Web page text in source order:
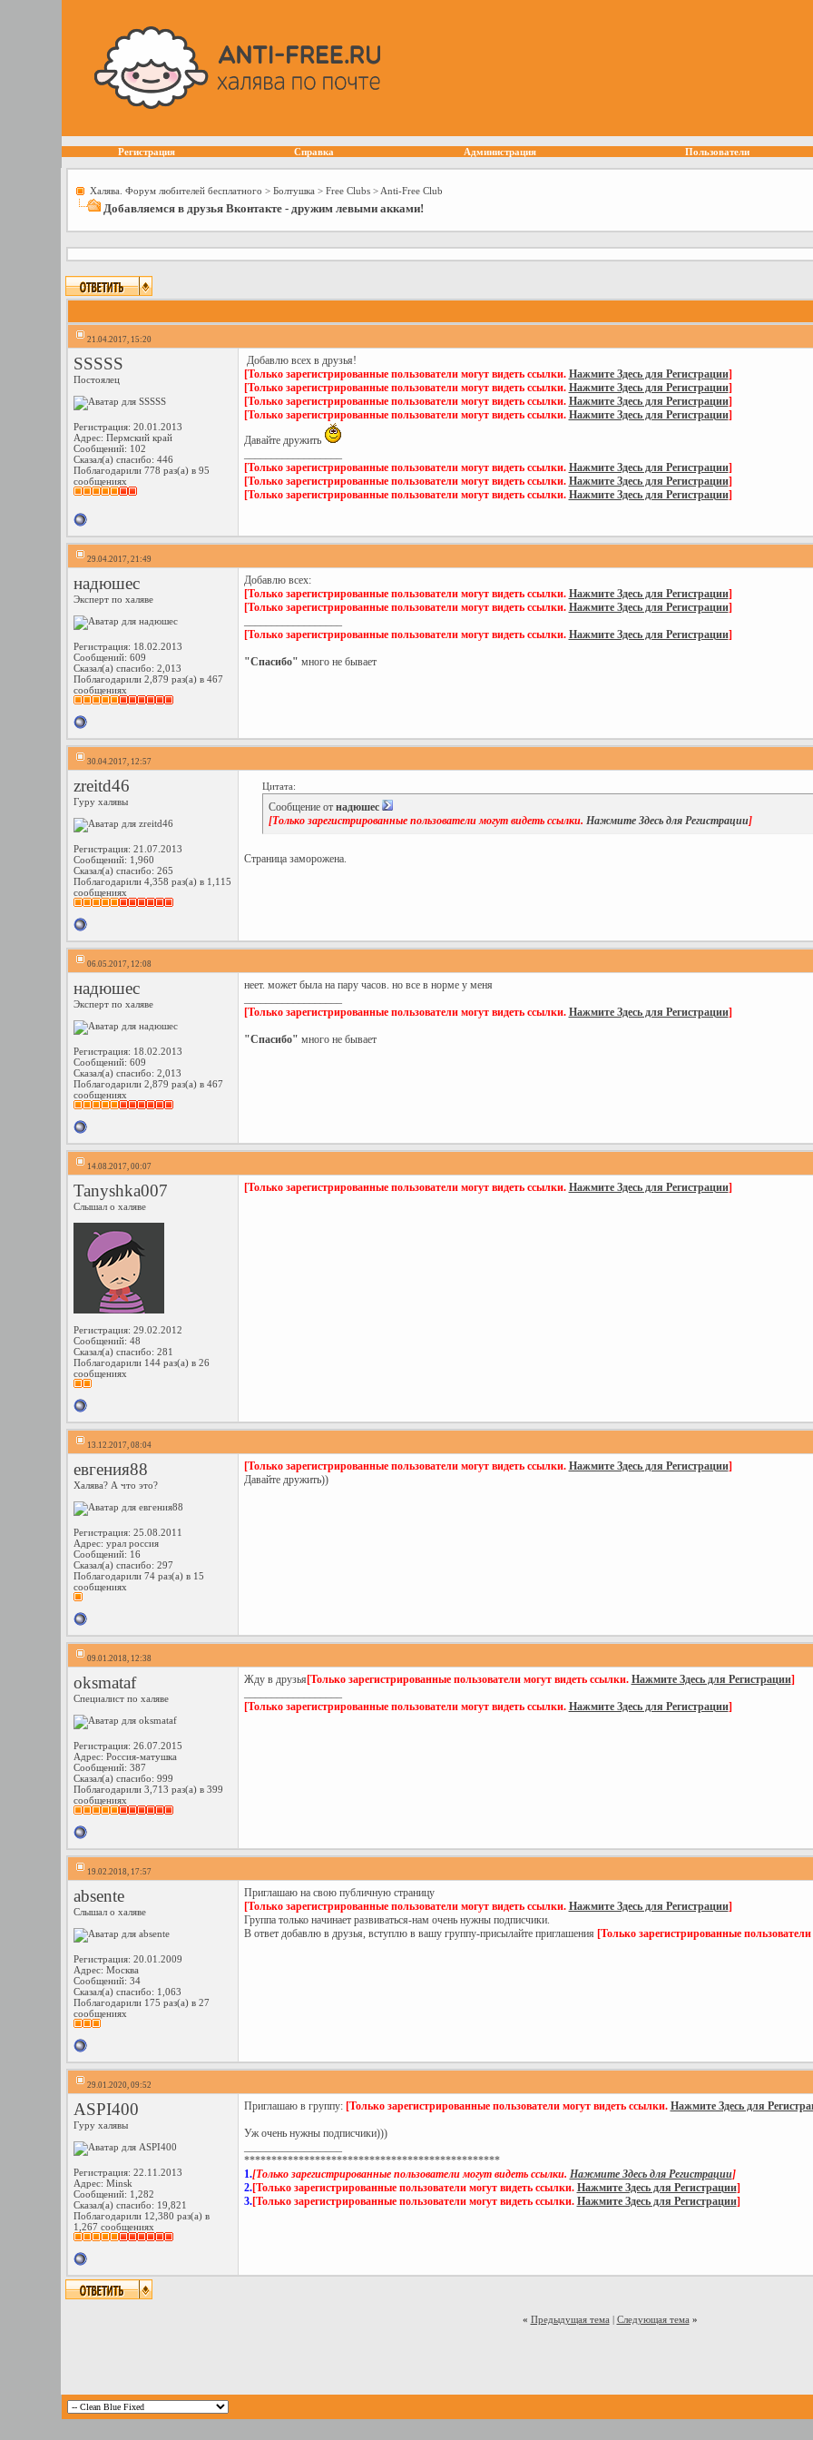
Регистрация Справка Администрация Пользователи
Халява. Форум любителей бесплатного > Болтушка > Free Сlubs > Anti-Free Club
Добавляемся в друзья Вконтакте - дружим левыми акками!
21.04.2017, 15:20
SSSSS
Постоялец
Регистрация: 20.01.2013
Адрес: Пермский край
Сообщений: 102
Сказал(а) спасибо: 446
Поблагодарили 778 раз(а) в 95
сообщениях
Добавлю всех в друзья!
[Только зарегистрированные пользователи могут видеть ссылки. Нажмите Здесь для Регистрации]
[Только зарегистрированные пользователи могут видеть ссылки. Нажмите Здесь для Регистрации]
[Только зарегистрированные пользователи могут видеть ссылки. Нажмите Здесь для Регистрации]
[Только зарегистрированные пользователи могут видеть ссылки. Нажмите Здесь для Регистрации]
Давайте дружить
[Только зарегистрированные пользователи могут видеть ссылки. Нажмите Здесь для Регистрации]
[Только зарегистрированные пользователи могут видеть ссылки. Нажмите Здесь для Регистрации]
[Только зарегистрированные пользователи могут видеть ссылки. Нажмите Здесь для Регистрации]
29.04.2017, 21:49
надюшес
Эксперт по халяве
Регистрация: 18.02.2013
Сообщений: 609
Сказал(а) спасибо: 2,013
Поблагодарили 2,879 раз(а) в 467
сообщениях
Добавлю всех:
[Только зарегистрированные пользователи могут видеть ссылки. Нажмите Здесь для Регистрации]
[Только зарегистрированные пользователи могут видеть ссылки. Нажмите Здесь для Регистрации]
[Только зарегистрированные пользователи могут видеть ссылки. Нажмите Здесь для Регистрации]
"Спасибо" много не бывает
30.04.2017, 12:57
zreitd46
Гуру халявы
Регистрация: 21.07.2013
Сообщений: 1,960
Сказал(а) спасибо: 265
Поблагодарили 4,358 раз(а) в 1,115
сообщениях
Цитата:
Сообщение от надюшес
[Только зарегистрированные пользователи могут видеть ссылки. Нажмите Здесь для Регистрации]
Страница заморожена.
06.05.2017, 12:08
надюшес
Эксперт по халяве
Регистрация: 18.02.2013
Сообщений: 609
Сказал(а) спасибо: 2,013
Поблагодарили 2,879 раз(а) в 467
сообщениях
неет. может была на пару часов. но все в норме у меня
[Только зарегистрированные пользователи могут видеть ссылки. Нажмите Здесь для Регистрации]
"Спасибо" много не бывает
14.08.2017, 00:07
Tanyshka007
Слышал о халяве
Регистрация: 29.02.2012
Сообщений: 48
Сказал(а) спасибо: 281
Поблагодарили 144 раз(а) в 26
сообщениях
[Только зарегистрированные пользователи могут видеть ссылки. Нажмите Здесь для Регистрации]
13.12.2017, 08:04
евгения88
Халява? А что это?
Регистрация: 25.08.2011
Адрес: урал россия
Сообщений: 16
Сказал(а) спасибо: 297
Поблагодарили 74 раз(а) в 15
сообщениях
[Только зарегистрированные пользователи могут видеть ссылки. Нажмите Здесь для Регистрации]
Давайте дружить))
09.01.2018, 12:38
oksmataf
Специалист по халяве
Регистрация: 26.07.2015
Адрес: Россия-матушка
Сообщений: 387
Сказал(а) спасибо: 999
Поблагодарили 3,713 раз(а) в 399
сообщениях
Жду в друзья [Только зарегистрированные пользователи могут видеть ссылки. Нажмите Здесь для Регистрации]
[Только зарегистрированные пользователи могут видеть ссылки. Нажмите Здесь для Регистрации]
19.02.2018, 17:57
absente
Слышал о халяве
Регистрация: 20.01.2009
Адрес: Москва
Сообщений: 34
Сказал(а) спасибо: 1,063
Поблагодарили 175 раз(а) в 27
сообщениях
Приглашаю на свою публичную страницу
[Только зарегистрированные пользователи могут видеть ссылки. Нажмите Здесь для Регистрации]
Группа только начинает развиваться-нам очень нужны подписчики.
В ответ добавлю в друзья, вступлю в вашу группу-присылайте приглашения [Только зарегистрированные
29.01.2020, 09:52
ASPI400
Гуру халявы
Регистрация: 22.11.2013
Адрес: Minsk
Сообщений: 1,282
Сказал(а) спасибо: 19,821
Поблагодарили 12,380 раз(а) в
1,267 сообщениях
Приглашаю в группу: [Только зарегистрированные пользователи могут видеть ссылки. Нажмите Здесь для
Уж очень нужны подписчики)))
***********************************************
1.[Только зарегистрированные пользователи могут видеть ссылки. Нажмите Здесь для Регистрации]
2.[Только зарегистрированные пользователи могут видеть ссылки. Нажмите Здесь для Регистрации]
3.[Только зарегистрированные пользователи могут видеть ссылки. Нажмите Здесь для Регистрации]
« Предыдущая тема | Следующая тема »